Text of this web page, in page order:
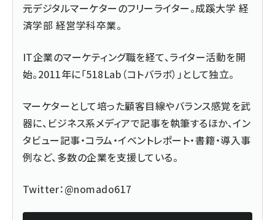
元デジタルマーケターのフリーライター。成蹊大学 経
済学部 経営学科卒業。
IT企業のマーケティング職を経て、ライター活動を開
始。2011年に「518Lab（コトバラボ） 」として独立。
マーケターとして培った顧客目線やバランス感覚を武
器に、ビジネス系メディアで記事を執筆するほか、イン
タビュー記事・コラム・イベントレポート・書籍・導入事
例など、多数の企業を支援している。
Twitter：@nomado617